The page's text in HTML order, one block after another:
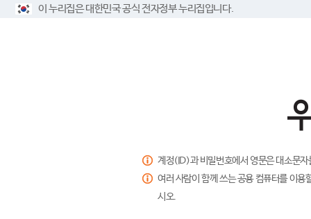
이 누리집은 대한민국 공식 전자정부 누리집입니다.
계정(ID)과 비밀번호에서 영문은 대소문
여러 사람이 함께 쓰는 공용 컴퓨터를 이
시오.